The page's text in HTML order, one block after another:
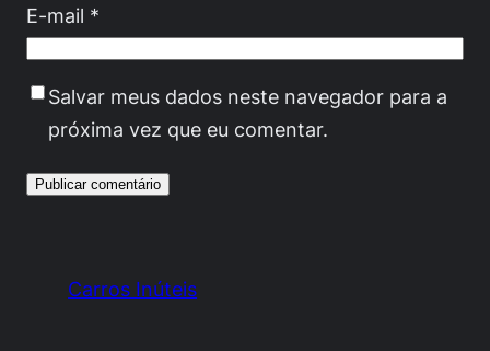
E-mail *
Salvar meus dados neste navegador para a
próxima vez que eu comentar.
Carros Inúteis